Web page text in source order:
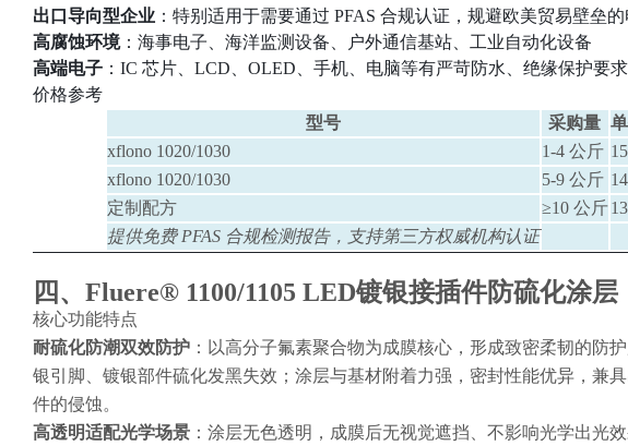
出口导向型企业 ：特别适用于需要通过 PFAS 合规认证，规避欧美贸易壁垒
高腐蚀环境：海事电子、海洋监测设备、户外通信基站、工业自动化设备
高端电子 ：IC 芯片、LCD、OLED、手机、电脑等有严苛防水、绝缘保护要
价格参考
型号
采购量
xflono 1020/1030
1-4 公斤
xflono 1020/1030
5-9 公斤
定制配方
≥10 公斤
提供免费 PFAS 合规检测报告，支持第三方权威机构认证
四、Fluere® 1100/1105 LED镀银接插件防硫化涂层
核心功能特点
耐硫化防潮双效防护 ：以高分子氟素聚合物为成膜核心，形成致密柔韧的防
银引脚、镀银部件硫化发黑失效；涂层与基材附着力强，密封性能优异，兼
件的侵蚀。
高透明适配光学场景 ：涂层无色透明，成膜后无视觉遮挡、不影响光学出光